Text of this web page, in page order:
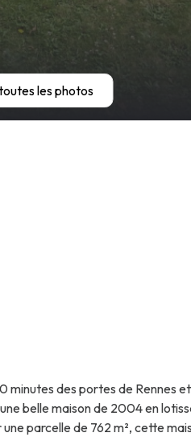
les photos
des portes de Rennes
belle maison de 2004 en
parcelle de 762 m², cette